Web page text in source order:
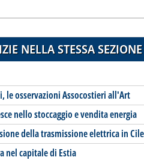
NELLA STESSA SEZIONE
osservazioni Assocostieri all'Art
nello stoccaggio e vendita energia
della trasmissione elettrica in Cile
nel capitale di Estia